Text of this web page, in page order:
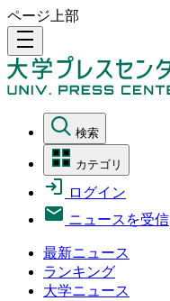
ページ上部
density_medium
検索
カテゴリ
ログイン
ニュースを受信
最新ニュース
ランキング
大学ニュース